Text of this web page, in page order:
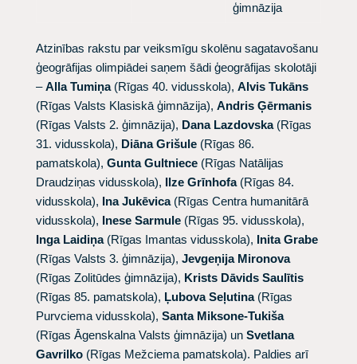
ģimnāzija
Atzinības rakstu par veiksmīgu skolēnu sagatavošanu
ģeogrāfijas olimpiādei saņem šādi ģeogrāfijas skolotāji
–Alla Tumiņa(Rīgas 40. vidusskola), Alvis Tukāns
(Rīgas Valsts Klasiskā ģimnāzija), Andris Ģērmanis
(Rīgas Valsts 2. ģimnāzija), Dana Lazdovska(Rīgas
31. vidusskola), Diāna Grišule (Rīgas 86.
pamatskola), Gunta Gultniece (Rīgas Natālijas
Draudziņas vidusskola), Ilze Grīnhofa(Rīgas 84.
vidusskola), Ina Jukēvica(Rīgas Centra humanitārā
vidusskola), Inese Sarmule (Rīgas 95. vidusskola),
Inga Laidiņa(Rīgas Imantas vidusskola), Inita Grabe
(Rīgas Valsts 3. ģimnāzija), Jevgeņija Mironova
(Rīgas Zolitūdes ģimnāzija), Krists Dāvids Saulītis
(Rīgas 85. pamatskola), Ļubova Seļutina(Rīgas
Purvciema vidusskola), Santa Miksone-Tukiša
(Rīgas Āgenskalna Valsts ģimnāzija) un Svetlana
Gavrilko (Rīgas Mežciema pamatskola). Paldies arī